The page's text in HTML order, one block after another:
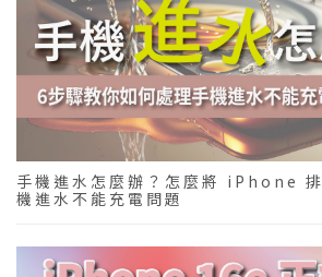
手機進水怎麼辦？怎麼將 iPhone
機進水不能充電問題